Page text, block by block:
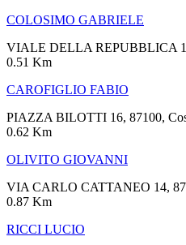
COLOSIMO GABRIELE
VIALE DELLA REPUBBLICA
0.51 Km
CAROFIGLIO FABIO
PIAZZA BILOTTI 16, 87100,
0.62 Km
OLIVITO GIOVANNI
VIA CARLO CATTANEO 14,
0.87 Km
RICCI LUCIO